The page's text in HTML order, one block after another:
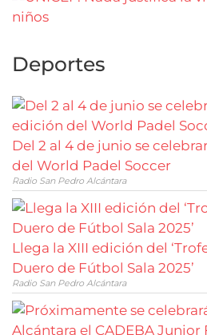
Deportes
Del 2 al 4 de junio se
del World Padel Soccer
Radio San Pedro Alcántara
Llega la XIII edición del
Duero de Fútbol Sala 2025’
Radio San Pedro Alcántara